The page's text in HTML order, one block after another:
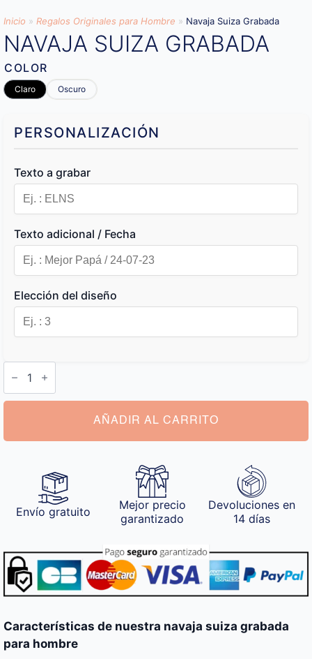
Inicio » Regalos Originales para Hombre » Navaja Suiza Grabada
NAVAJA SUIZA GRABADA
COLOR
Claro Oscuro
PERSONALIZACIÓN
Texto a grabar
Texto adicional / Fecha
Elección del diseño
Navaja
Suiza
Grabada
cantidad
AÑADIR AL CARRITO
Envío gratuito
Mejor precio
garantizado
Devoluciones en
14 días
Características de nuestra navaja suiza grabada
para hombre